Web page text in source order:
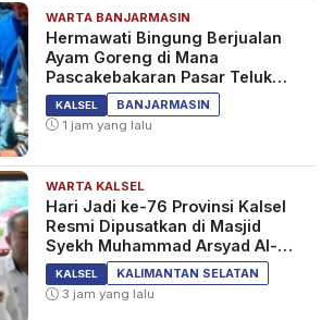
WARTA BANJARMASIN
Hermawati Bingung Berjualan
Ayam Goreng di Mana
Pascakebakaran Pasar Teluk
Dalam Banjarmasin
KALSEL
BANJARMASIN
1 jam yang lalu
WARTA KALSEL
Hari Jadi ke-76 Provinsi Kalsel
Resmi Dipusatkan di Masjid
Syekh Muhammad Arsyad Al-
Banjari
KALSEL
KALIMANTAN SELATAN
3 jam yang lalu